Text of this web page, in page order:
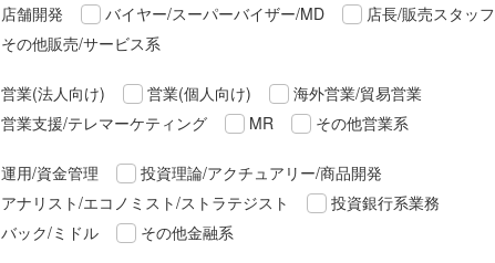
店舗開発 バイヤー/スーパーバイザー/MD
店長/販売スタッフ
その他販売/サービス系
営業(法人向け) 営業(個人向け)
海外営業/貿易営業
営業支援/テレマーケティング
MR その他営業系
運用/資金管理
投資理論/アクチュアリー/商品開発
アナリスト/エコノミスト/ストラテジスト
投資銀行系業務
バック/ミドル
その他金融系